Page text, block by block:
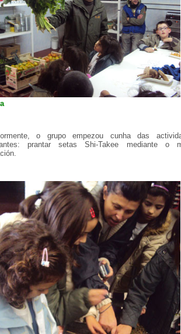
o grupo empezou cunha das
prantar setas Shi-Takee mediante o